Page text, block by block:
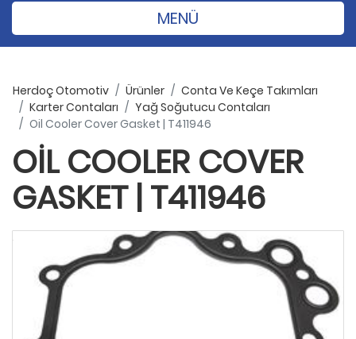
MENÜ
Herdoç Otomotiv Ürünler
Conta Ve Keçe Takımları
Karter Contaları
Yağ Soğutucu Contaları
Oil Cooler Cover Gasket | T411946
OIL COOLER COVER
GASKET | T411946